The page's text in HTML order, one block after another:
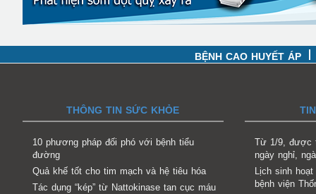
BỆNH CAO HUYẾT ÁP
THÔNG TIN SỨC KHỎE
10 phương pháp đối phó với bệnh tiểu
đường
Quả khế tốt cho tim mạch và hệ tiêu hóa
Tác dụng “kép” từ Nattokinase tan cục máu
Từ 1/9, được
ngày nghỉ,
Lịch sinh
bệnh viện